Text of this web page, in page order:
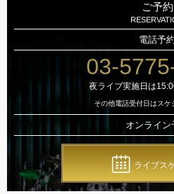
ご予約
電話予約
03-
夜ライブ実施日は
その他電話受付日はスケ
オンライン
ライブス